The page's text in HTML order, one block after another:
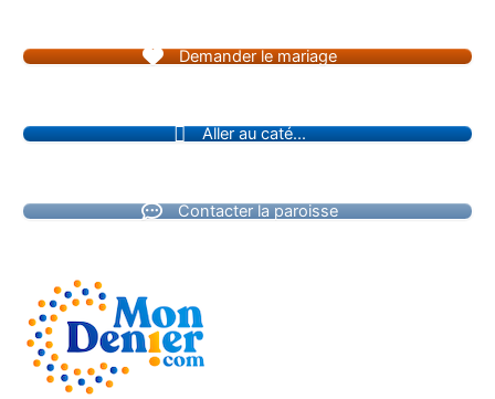
Demander le mariage
Aller au caté...
Contacter la paroisse